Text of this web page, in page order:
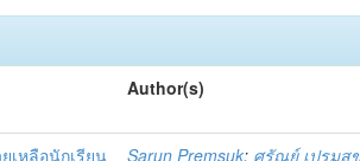
Author(s)
เหลือนักเรียน
Sarun Premsuk; ศรัณย์ เปรมสุ